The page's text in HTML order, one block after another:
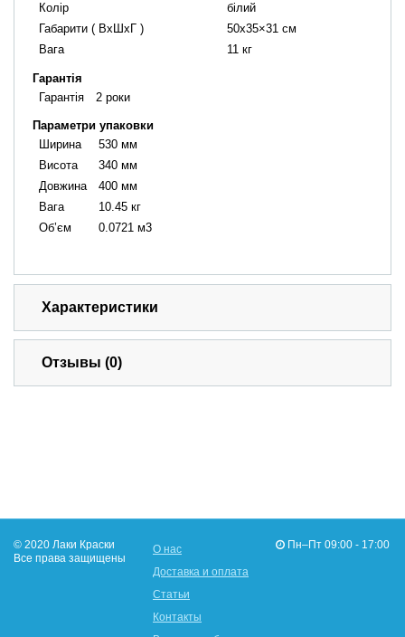
Колір
білий
Габарити ( ВxШxГ )
50х35×31 см
Вага
11 кг
Гарантія
Гарантія
2 роки
Параметри упаковки
Ширина
530 мм
Висота
340 мм
Довжина
400 мм
Вага
10.45 кг
Об’єм
0.0721 м3
Характеристики
Отзывы (0)
© 2020 Лаки Краски
Все права защищены
О нас
Доставка и оплата
Статьи
Контакты
Пн–Пт 09:00 - 17:00